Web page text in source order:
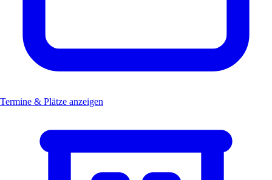
Termine & Plätze anzeigen